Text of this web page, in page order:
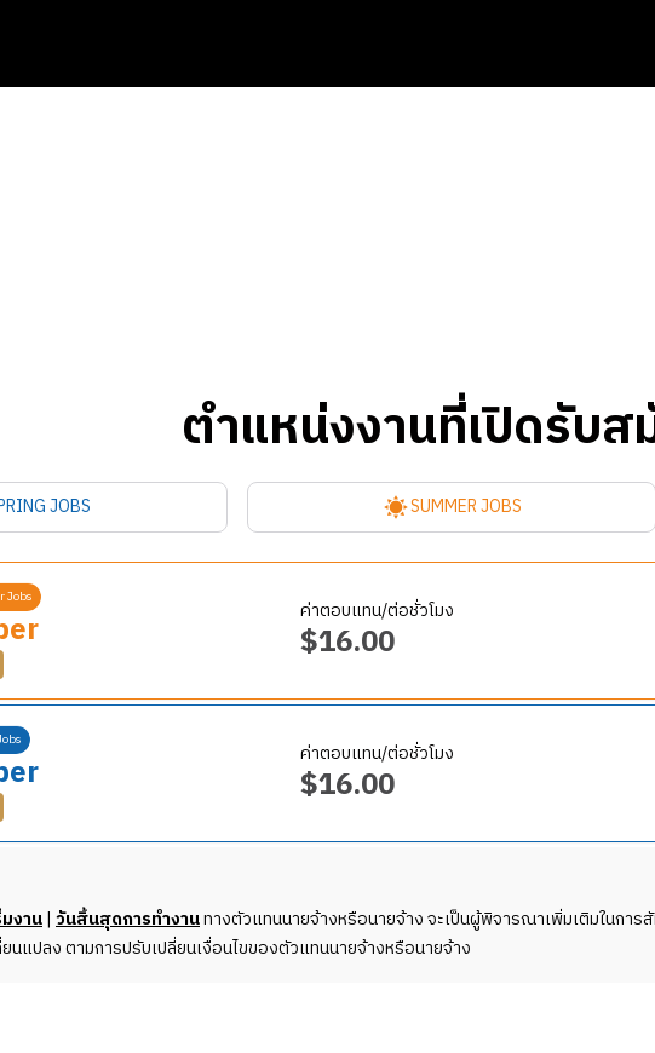
ตำแหน่งงานที่เปิดรับส
JOBS SUMMER JOBS
Jobs
ค่าตอบแทน/ต่อชั่วโมง
$16.00
คือตำแหน่งที่สำคัญในการดูแลลูกค้าและดำเนินงานภายในร้าน น้อง ๆ จะได้เ
อบ
น
เครื่องดื่มและอาหารให้ลูกค้า
เช่น การรับประกันความพึงพอใจของลูกค้า
ปกรณ์ต่าง ๆ สำหรับการทำเครื่องดื่มและอาหาร
ค่าตอบแทน/ต่อชั่วโมง
$16.00
คือตำแหน่งที่สำคัญในการดูแลลูกค้าและดำเนินงานภายในร้าน น้อง ๆ จะได้เรี
อบ
งาน| วันสิ้นสุดการทำงานทางตัวแทนนายจ้างหรือนายจ้าง จะเป็นผู้พิจารณาเพิ่มเติมในกา
นแปลง ตามการปรับเปลี่ยนเงื่อนไขของตัวแทนนายจ้างหรือนายจ้าง